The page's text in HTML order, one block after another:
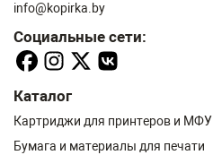
info@kopirka.by
Социальные сети:
Каталог
Картриджи для принтеров и МФУ
Бумага и материалы для печати